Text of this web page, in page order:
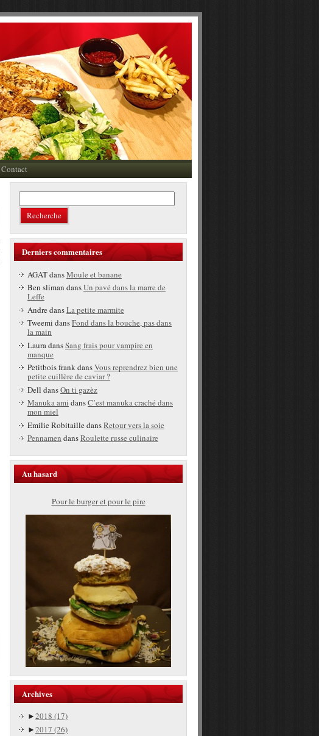
Contact
Derniers commentaires
AGATdansMoule et banane
Ben sliman dansUn pavé dans la marre de
Leffe
AndredansLa petite marmite
Tweemi dansFond dans la bouche, pas dans
la main
Laura dansSang frais pour vampire en
manque
Petitbois frankdansVous reprendrez bien une
petite cuillère de caviar ?
Dell dansOn ti gazèz
Manuka ami dansC’est manuka craché dans
mon miel
Emilie RobitailledansRetour vers la soie
Pennamen dansRoulette russe culinaire
Au hasard
Pour le burger et pour le pire
Archives
►2018 (17)
►2017 (26)